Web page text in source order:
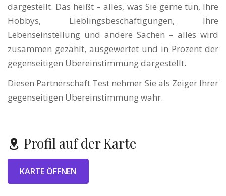
dargestellt. Das heißt – alles, was Sie gerne tun, Ihre
Hobbys, Lieblingsbeschäftigungen, Ihre
Lebenseinstellung und andere Sachen – alles wird
zusammen gezählt, ausgewertet und in Prozent der
gegenseitigen Übereinstimmung dargestellt.
Diesen Partnerschaft Test nehmer Sie als Zeiger Ihrer
gegenseitigen Übereinstimmung wahr.
Profil auf der Karte
KARTE ÖFFNEN